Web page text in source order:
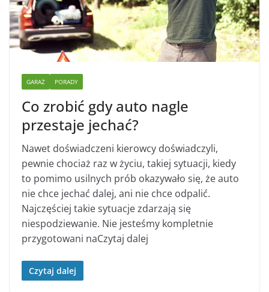
GARAŻ PORADY
Co zrobić gdy auto nagle
przestaje jechać?
Nawet doświadczeni kierowcy doświadczyli,
pewnie chociaż raz w życiu, takiej sytuacji, kiedy
to pomimo usilnych prób okazywało się, że auto
nie chce jechać dalej, ani nie chce odpalić.
Najczęściej takie sytuacje zdarzają się
niespodziewanie. Nie jesteśmy kompletnie
przygotowani naCzytaj dalej
Czytaj dalej